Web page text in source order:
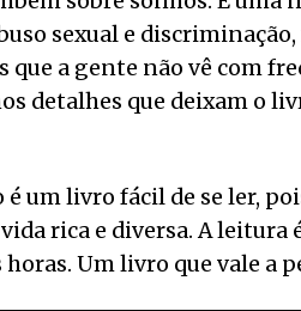
sexual e
que a gente não vê com
detalhes que deixam o
é um livro fácil de se ler,
rica e diversa. A
Um livro que vale a